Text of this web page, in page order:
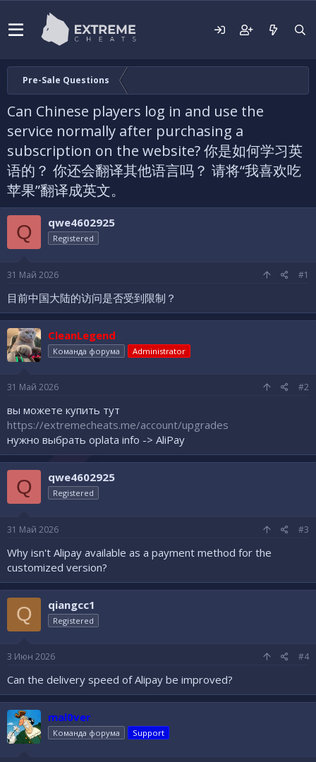
Pre-Sale Questions
Can Chinese players log in and use the
service normally after purchasing a
subscription on the website? 你是如何学习英
语的？ 你还会翻译其他语言吗？ 请将“我喜欢吃
苹果”翻译成英文。
Q qwe4602925
Registered
31 Май 2026 #1
目前中国大陆的访问是否受到限制？
CleanLegend
Команда форума Administrator
31 Май 2026 #2
вы можете купить тут
https://extremecheats.me/account/upgrades
нужно выбрать oplata info -> AliPay
Q qwe4602925
Registered
31 Май 2026 #3
Why isn't Alipay available as a payment method for the
customized version?
Q qiangcc1
Registered
3 Июн 2026 #4
Can the delivery speed of Alipay be improved?
mal0ver
Команда форума Support